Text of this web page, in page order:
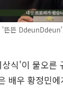
뜬뜬
식'이 물오른
배우 황정민